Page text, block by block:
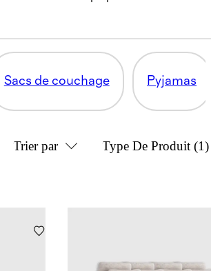
Sacs de couchage Pyjamas
Trier par Type De Produit (1)